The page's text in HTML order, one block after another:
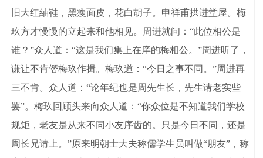
旧大红紬鞋，黑瘦面皮，花白胡子。申祥甫拱进堂屋。梅
玖方才慢慢的立起来和他相见。周进就问：“此位相公是
谁？”众人道：“这是我们集上在庠的梅相公。”周进听了，
谦让不肯僭梅玖作揖。梅玖道：“今日之事不同。”周进再
三不肯。众人道：“论年纪也是周先生长，先生请老实些
罢”。梅玖回顾头来向众人道：“你众位是不知道我们学校
规矩，老友是从来不同小友序齿的。只是今日不同，还是
周长兄请上。”原来明朝士大夫称儒学生员叫做“朋友”，称